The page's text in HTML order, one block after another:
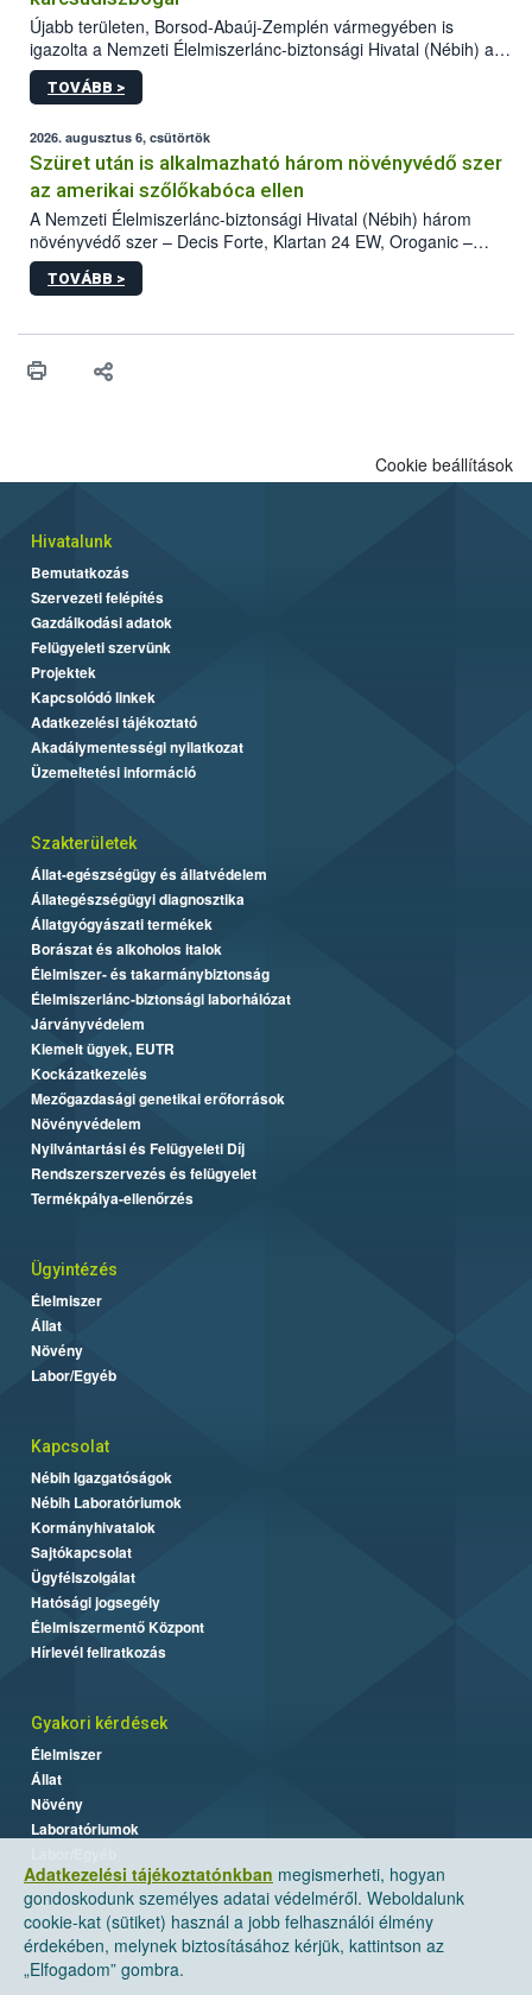
Újabb területen, Borsod-Abaúj-Zemplén vármegyében is
igazolta a Nemzeti Élelmiszerlánc-biztonsági Hivatal (Nébih) a
kőrisrontó karcsúdíszbogár (Agrilus planipennis) jelenlétét. A
kártevőt nem csak színcsapdában találták meg, de már fertőzött
az intenzív felderítést, emellett az intézkedéseket a szlovák
hatósággal is összehangolják a terjedés megállítása érdekében.
TOVÁBB >
2026. augusztus 6, csütörtök
Szüret után is alkalmazható három növényvédő szer
az amerikai szőlőkabóca ellen
A Nemzeti Élelmiszerlánc-biztonsági Hivatal (Nébih) három
növényvédő szer – Decis Forte, Klartan 24 EW, Oroganic –
engedélyokiratát módosította, így azok a szüretet követően,
egészen a vesszőérettség (BBCH 91) stádiumáig
érésű szőlőkben is legyen lehetőség a károsító elleni további
felhasználók számára is elérhető és ökológiai termesztésben is
TOVÁBB >
Adatkezelési tájékoztatónkban megismerheti, hogyan
gondoskodunk személyes adatai védelméről. Weboldalunk
cookie-kat (sütiket) használ a jobb felhasználói élmény
érdekében, melynek biztosításához kérjük, kattintson az
„Elfogadom” gombra.
Cookie beállítások
Hivatalunk
Bemutatkozás
Szervezeti felépítés
Gazdálkodási adatok
Felügyeleti szervünk
Projektek
Kapcsolódó linkek
Adatkezelési tájékoztató
Akadálymentességi nyilatkozat
Üzemeltetési információ
Szakterületek
Állat-egészségügy és állatvédelem
Állategészségügyi diagnosztika
Állatgyógyászati termékek
Borászat és alkoholos italok
Élelmiszer- és takarmánybiztonság
Élelmiszerlánc-biztonsági laborhálózat
Járványvédelem
Kiemelt ügyek, EUTR
Kockázatkezelés
Mezőgazdasági genetikai erőforrások
Növényvédelem
Nyilvántartási és Felügyeleti Díj
Rendszerszervezés és felügyelet
Termékpálya-ellenőrzés
Ügyintézés
Élelmiszer
Állat
Növény
Labor/Egyéb
Kapcsolat
Nébih Igazgatóságok
Nébih Laboratóriumok
Kormányhivatalok
Sajtókapcsolat
Ügyfélszolgálat
Hatósági jogsegély
Élelmiszermentő Központ
Hírlevél feliratkozás
Gyakori kérdések
Élelmiszer
Állat
Növény
Laboratóriumok